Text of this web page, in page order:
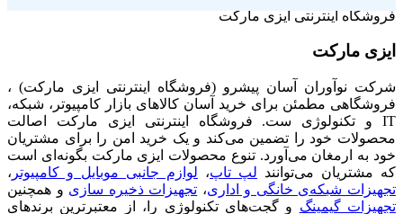
فروشگاه اینترنتی ایزی مارکت
ایزی مارکت
شرکت نوآوران آسان پیشرو (فروشگاه اینترنتی ایزی مارکت) ،
فروشگاهی مطمئن برای خرید آسان کالاهای بازار کامپیوتر، شبکه،
IT و تکنولوژی ست. فروشگاه اینترنتی ایزی مارکت اصالت
محصولات خود را تضمین می‌کند و یک خرید امن را برای مشتریان
خود به ارمغان می‌آورد. تنوع محصولات ایزی مارکت بگونه‌ای است
که مشتریان می‌توانند لپ تاپ، لوازم جانبی موبایل و کامپیوتر ،
تجهیزات شبکه‌ی خانگی و اداری، تجهیزات ذخیره سازی و همچنین
تجهیزات گیمینگ و گجت‌های تکنولوژی را، از معتبرترین برندهای